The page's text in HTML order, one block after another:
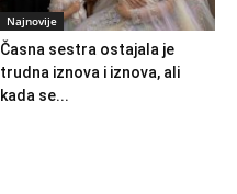
Najnovije
Časna sestra ostajala je
trudna iznova i iznova, ali
kada se...